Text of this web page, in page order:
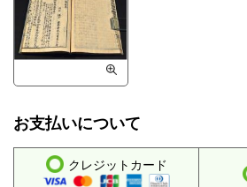
お支払いについて
クレジットカード